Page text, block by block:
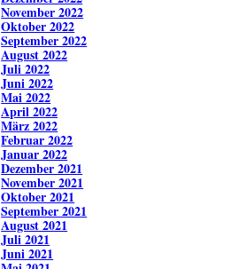
November 2022
Oktober 2022
September 2022
August 2022
Juli 2022
Juni 2022
Mai 2022
April 2022
März 2022
Februar 2022
Januar 2022
Dezember 2021
November 2021
Oktober 2021
September 2021
August 2021
Juli 2021
Juni 2021